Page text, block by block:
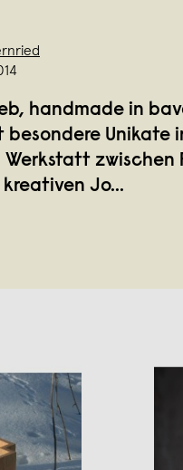
handmade in
Unikate
zwischen
kreativen Jo...